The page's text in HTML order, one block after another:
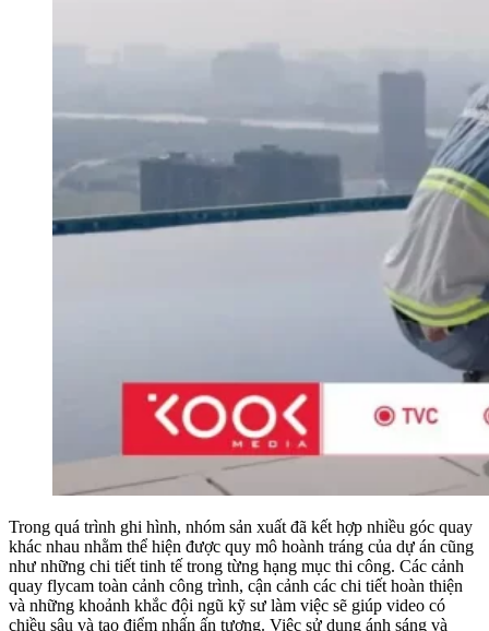
Trong quá trình ghi hình, nhóm sản xuất đã kết hợp nhiều góc quay
khác nhau nhằm thể hiện được quy mô hoành tráng của dự án cũng
như những chi tiết tinh tế trong từng hạng mục thi công. Các cảnh
quay flycam toàn cảnh công trình, cận cảnh các chi tiết hoàn thiện
và những khoảnh khắc đội ngũ kỹ sư làm việc sẽ giúp video có
chiều sâu và tạo điểm nhấn ấn tượng. Việc sử dụng ánh sáng và